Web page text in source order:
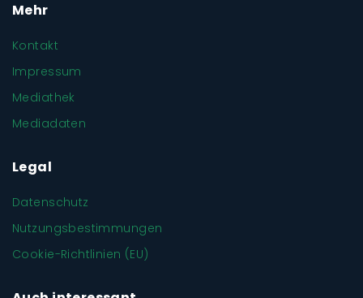
Mehr
Kontakt
Impressum
Mediathek
Mediadaten
Legal
Datenschutz
Nutzungsbestimmungen
Cookie-Richtlinien (EU)